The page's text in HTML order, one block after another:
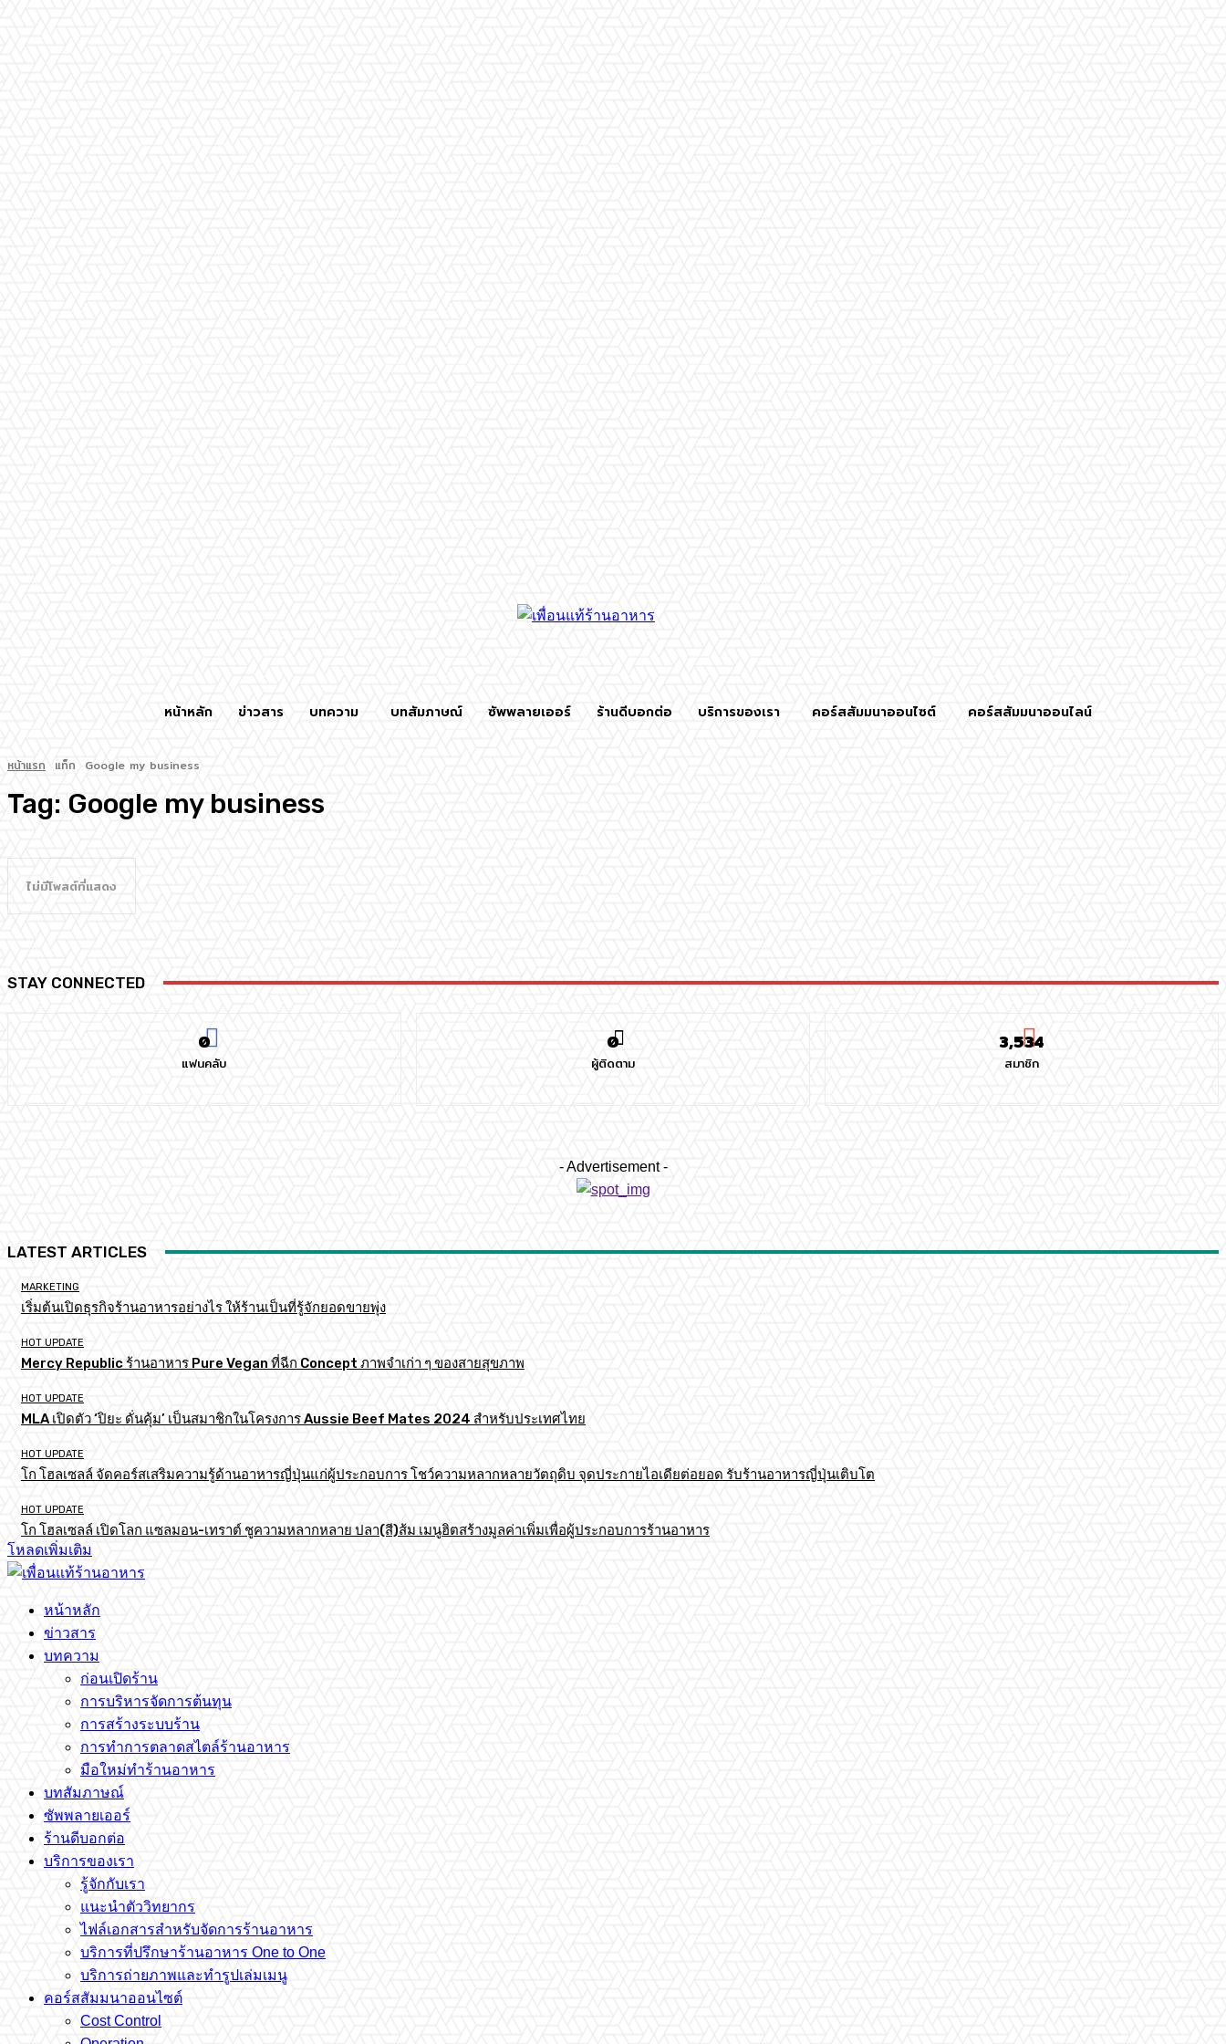
หน้าหลัก ข่าวสาร บทความ บทสัมภาษณ์ ซัพพลายเออร์ ร้านดีบอกต่อ บริการของเรา คอร์สสัมมนาออนไซต์ คอร์สสัมมนาออนไลน์
หน้าแรก แท็ก Google my business
Tag: Google my business
ไม่มีโพสต์ที่แสดง
STAY CONNECTED
0
แฟนคลับ
0
ผู้ติดตาม
3,534
สมาชิก
- Advertisement -
LATEST ARTICLES
MARKETING
เริ่มต้นเปิดธุรกิจร้านอาหารอย่างไร ให้ร้านเป็นที่รู้จักยอดขายพุ่ง
HOT UPDATE
Mercy Republic ร้านอาหาร Pure Vegan ที่ฉีก Concept ภาพจำเก่า ๆ ของสายสุขภาพ
HOT UPDATE
MLA เปิดตัว ‘ปิยะ ดั่นคุ้ม’ เป็นสมาชิกในโครงการ Aussie Beef Mates 2024 สำหรับประเทศไทย
HOT UPDATE
โก โฮลเซลล์ จัดคอร์สเสริมความรู้ด้านอาหารญี่ปุ่นแก่ผู้ประกอบการ โชว์ความหลากหลายวัตถุดิบ จุดประกายไอเดียต่อยอด รับร้านอาหารญี่ปุ่นเติบโต
HOT UPDATE
โก โฮลเซลล์ เปิดโลก แซลมอน-เทราต์ ชูความหลากหลาย ปลา(สี)ส้ม เมนูฮิตสร้างมูลค่าเพิ่มเพื่อผู้ประกอบการร้านอาหาร
โหลดเพิ่มเติม
หน้าหลัก
ข่าวสาร
บทความ
ก่อนเปิดร้าน
การบริหารจัดการต้นทุน
การสร้างระบบร้าน
การทำการตลาดสไตล์ร้านอาหาร
มือใหม่ทำร้านอาหาร
บทสัมภาษณ์
ซัพพลายเออร์
ร้านดีบอกต่อ
บริการของเรา
รู้จักกับเรา
แนะนำตัววิทยากร
ไฟล์เอกสารสำหรับจัดการร้านอาหาร
บริการที่ปรึกษาร้านอาหาร One to One
บริการถ่ายภาพและทำรูปเล่มเมนู
คอร์สสัมมนาออนไซต์
Cost Control